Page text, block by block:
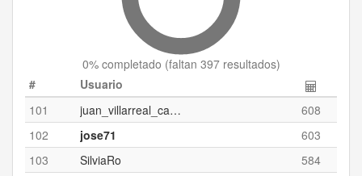
0% completado (faltan 397 resultados)
#
Usuario
101
juan_villarreal_casanova
608
102
jose71
603
103
SilviaRo
584